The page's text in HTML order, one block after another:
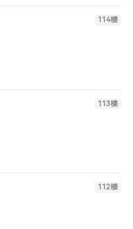
114楼
113楼
112楼